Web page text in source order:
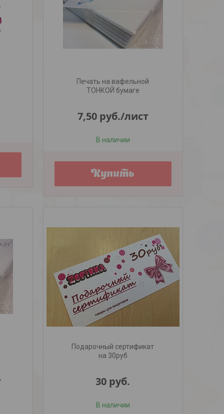
Печать на вафельной
ТОНКОЙ бумаге
7,50 руб./лист
В наличии
Купить
Подарочный сертификат
на 30руб
30 руб.
В наличии